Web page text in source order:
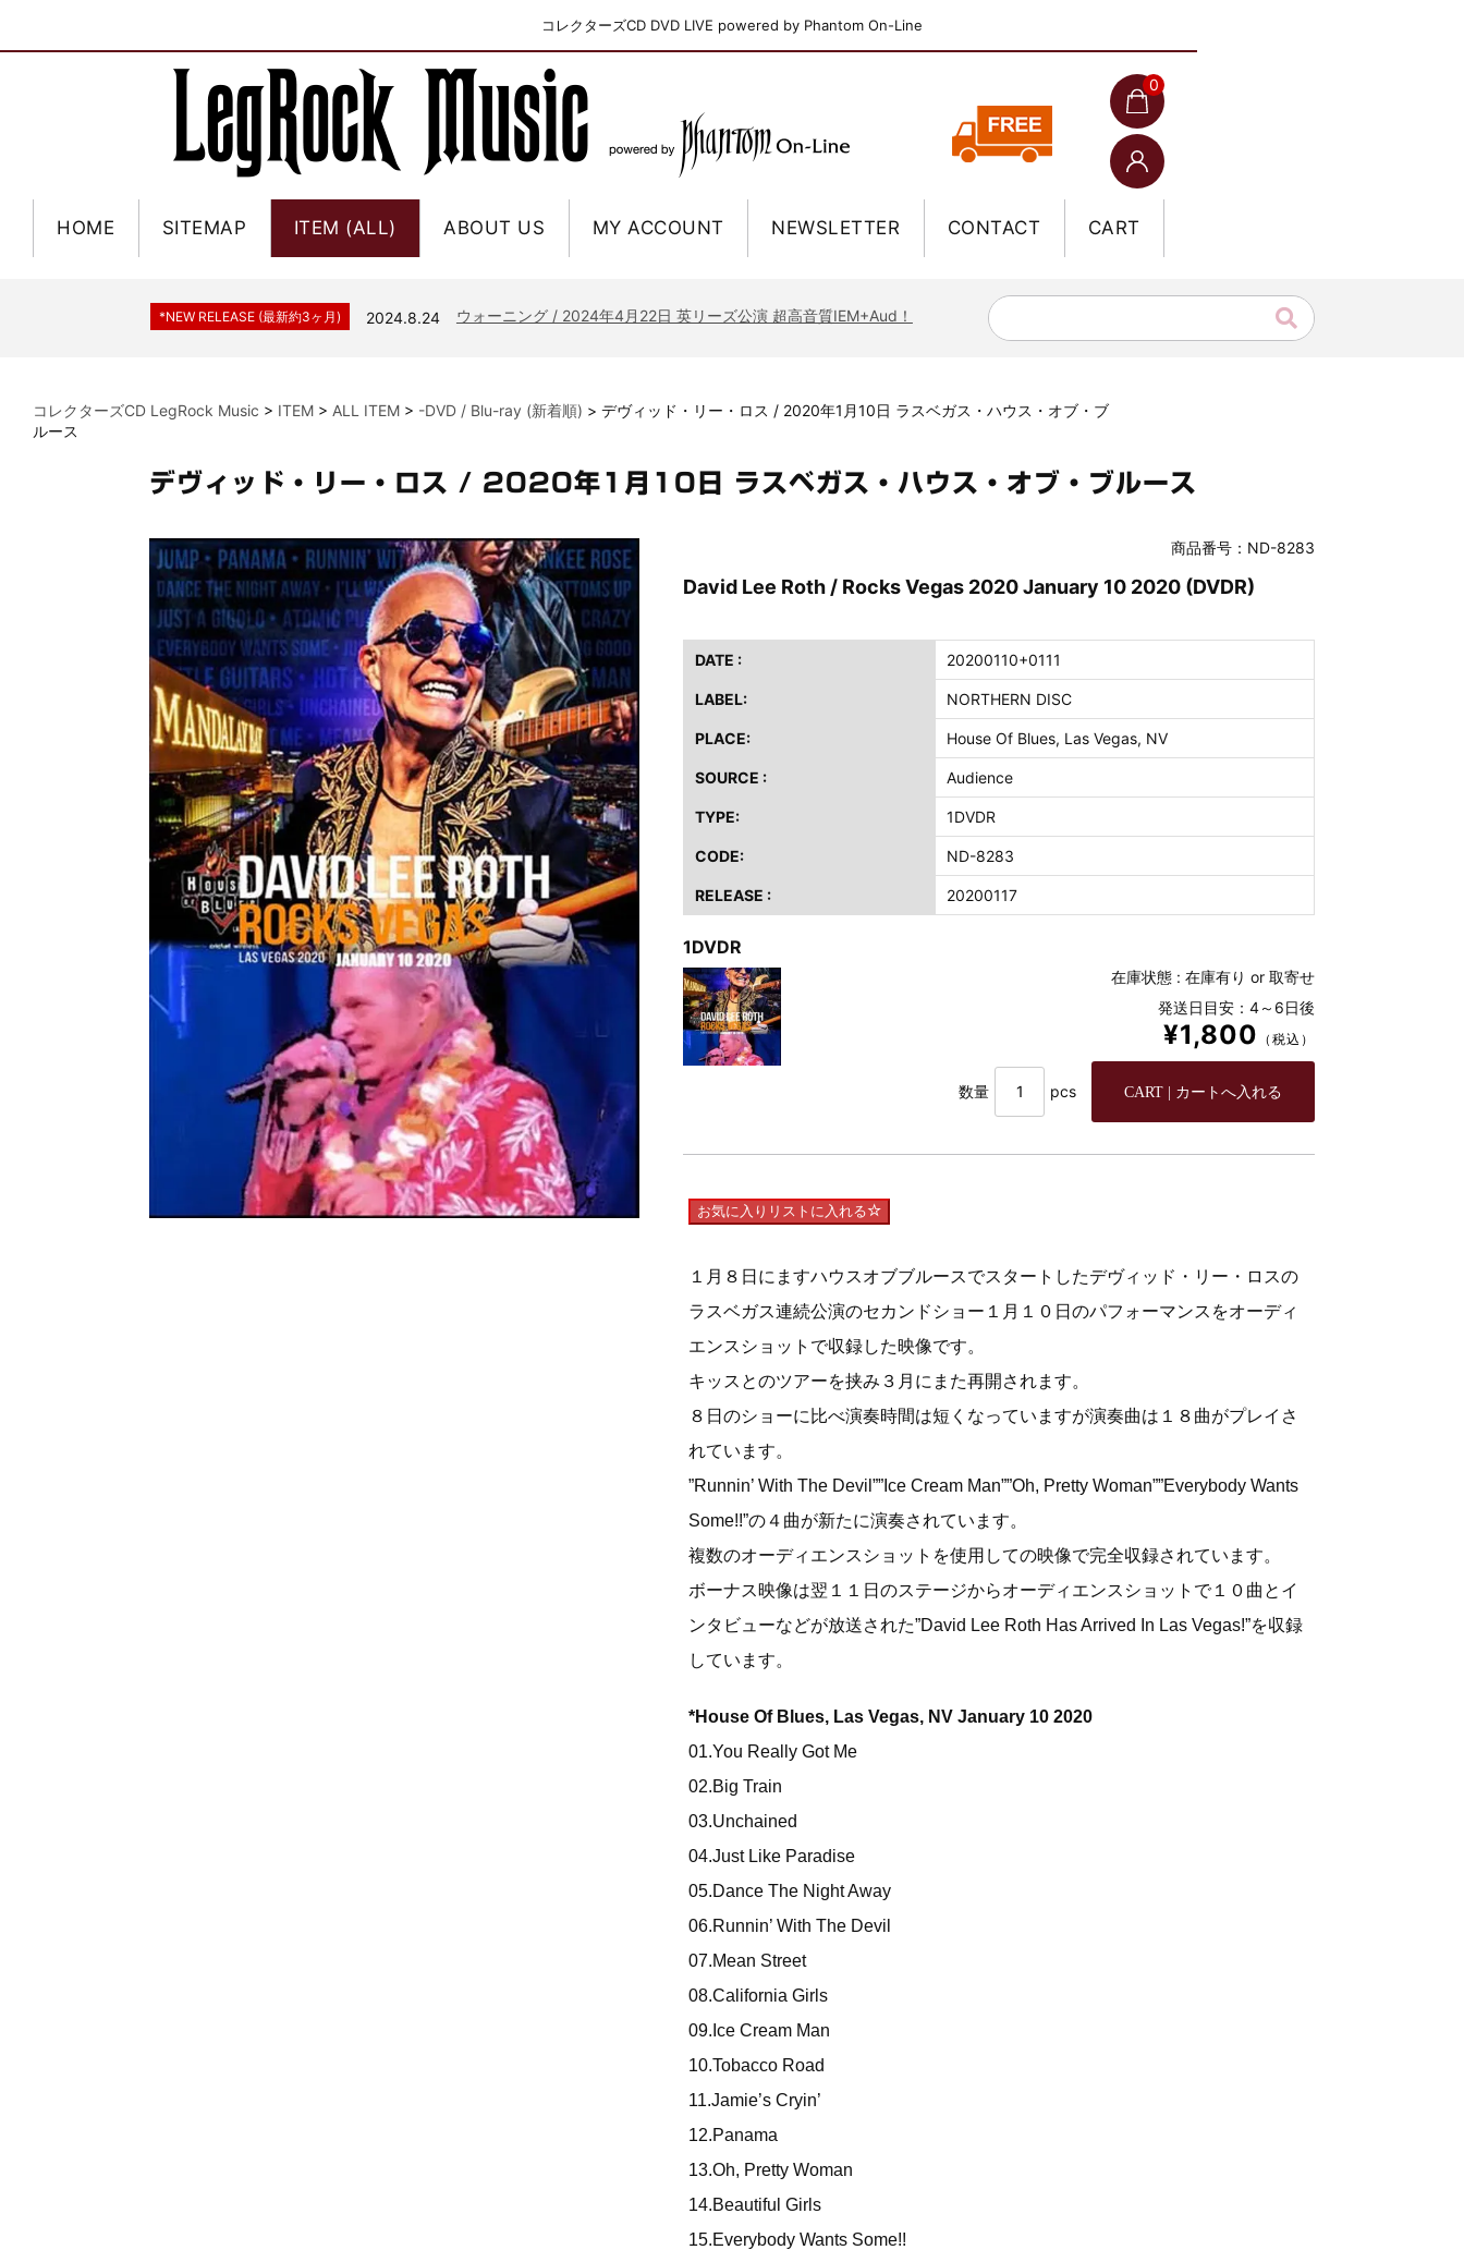
コレクターズCD DVD LIVE powered by Phantom On-Line
0
HOME SITEMAP ITEM (ALL) ABOUT US MY ACCOUNT NEWSLETTER CONTACT CART
*NEW RELEASE (最新約3ヶ月) 2024.6.9 ジャーニー / 1979年5月8+9日 コロラド州 2公演 SBD 完全収録！
*NEW RELEASE (最新約3ヶ月) 2024.8.24 ウォーニング / 2024年4月22日 英リーズ公演 超高音質IEM+Aud！
スコーピオンズ / 2024年6月15日 リスボン公演 FHD 完全収録！
*NEW RELEASE (最新約3ヶ月) 2024.6.9 リアム・ギャラガー / 2024年6月1日 英国シェフィールド公演 完全収録！
*NEW RELEASE (最新約3ヶ月) 2024.6.9 ユーライア・ヒープ / 2023年8月3日 ドイツ W.O.A. 公演 FHD 完全収録！
*NEW RELEASE (最新約3ヶ月) 2024.6.9 ジャーニー / 1979年5月8+9日 コロラド州 2公演 SBD 完全収録！
*NEW RELEASE (最新約3ヶ月) 2024.11.9 NGHFB / 2024年7月28日 フジロック’24公演 超高音質AI-SBD！
*NEW RELEASE (最新約3ヶ月) 2024.8.24 ウォーニング / 2024年4月22日 英リーズ公演 超高音質IEM+Aud！
*NEW RELEASE (最新約3ヶ月) 2024.6.24 ビリー・ジョエル / 2024年3月24日 100Aniv. 米M.S.G公演 完全収録！
*NEW RELEASE (最新約3ヶ月)
2024.6.24
リアム・ギャラガー / 2024年6月3日 カーディフ公演 IEM/AUD 完全収録！
*NEW RELEASE (最新約3ヶ月) 2024.6.24 スコーピオンズ / 2024年6月15日 リスボン公演 FHD 完全収録！
*NEW RELEASE (最新約3ヶ月) 2024.6.20 マネスキン / 2024年6月9日 ドイツ ROCK AM RING 公演 FHD 完全収録！
*NEW RELEASE (最新約3ヶ月) 2024.6.9 リアム・ギャラガー / 2024年6月1日 英国シェフィールド公演 完全収録！
*NEW RELEASE (最新約3ヶ月) 2024.6.9 メガデス / 2023年8月4日 ドイツ W.O.A. 公演 FHD 完全収録！
*NEW RELEASE (最新約3ヶ月) 2024.6.9 ユーライア・ヒープ / 2023年8月3日 ドイツ W.O.A. 公演 FHD 完全収録！
*NEW RELEASE (最新約3ヶ月) 2024.6.9 ジャーニー / 1979年5月8+9日 コロラド州 2公演 SBD 完全収録！
コレクターズCD LegRock Music > ITEM > ALL ITEM > -DVD / Blu-ray (新着順) > デヴィッド・リー・ロス / 2020年1月10日 ラスベガス・ハウス・オブ・ブ
ルース
デヴィッド・リー・ロス / 2020年1月10日 ラスベガス・ハウス・オブ・ブルース
商品番号：ND-8283
David Lee Roth / Rocks Vegas 2020 January 10 2020 (DVDR)
DATE : 20200110+0111
LABEL: NORTHERN DISC
PLACE: House Of Blues, Las Vegas, NV
SOURCE : Audience
TYPE: 1DVDR
CODE: ND-8283
RELEASE : 20200117
1DVDR
在庫状態 : 在庫有り or 取寄せ
発送日目安：4～6日後
¥1,800 （税込）
数量 pcs
お気に入りリストに入れる
１月８日にますハウスオブブルースでスタートしたデヴィッド・リー・ロスの
ラスベガス連続公演のセカンドショー １月１０日のパフォーマンスをオーディ
エンスショットで収録した映像です。
キッスとのツアーを挟み３月にまた再開されます。
８日のショーに比べ演奏時間は短くなっていますが演奏曲は１８曲がプレイさ
れています。
”Runnin’ With The Devil””Ice Cream Man””Oh, Pretty Woman””Everybody Wants
Some!!”の４曲が新たに演奏されています。
複数のオーディエンスショットを使用しての映像で完全収録されています。
ボーナス映像は翌１１日のステージからオーディエンスショットで１０曲とイ
ンタビューなどが放送された”David Lee Roth Has Arrived In Las Vegas!”を収録
しています。
*House Of Blues, Las Vegas, NV January 10 2020
01.You Really Got Me
02.Big Train
03.Unchained
04.Just Like Paradise
05.Dance The Night Away
06.Runnin’ With The Devil
07.Mean Street
08.California Girls
09.Ice Cream Man
10.Tobacco Road
11.Jamie’s Cryin’
12.Panama
13.Oh, Pretty Woman
14.Beautiful Girls
15.Everybody Wants Some!!